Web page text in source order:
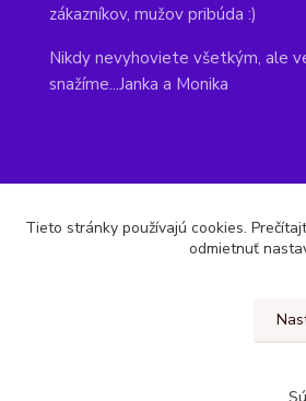
zákazníkov, mužov pribúda :)
Nikdy nevyhoviete všetkým, ale
snažíme...Janka a Monika
Tieto stránky používajú cookies.
odmietnuť